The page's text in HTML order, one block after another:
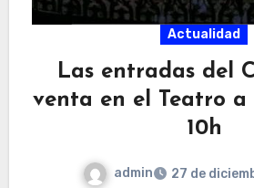
Actualidad
Las entradas del
venta en el Teatro
10h
admin
27 de